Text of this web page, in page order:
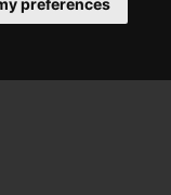
preferences